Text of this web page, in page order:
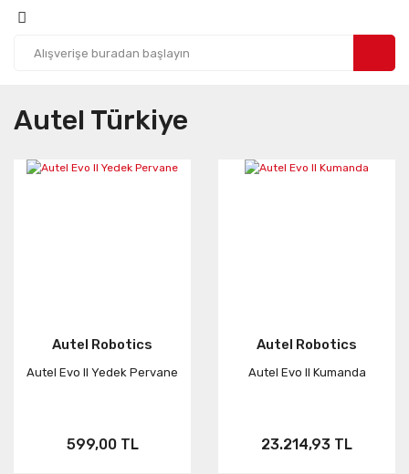
Autel Türkiye
Autel Robotics
Autel Evo II Yedek Pervane
599,00 TL
Autel Robotics
Autel Evo II Kumanda
23.214,93 TL